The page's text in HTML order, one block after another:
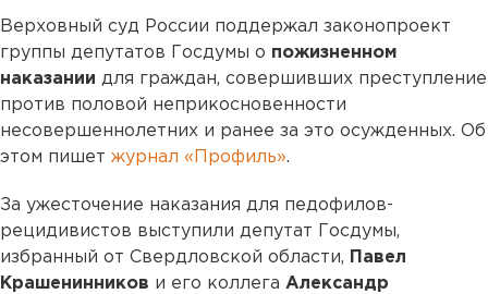
Верховный суд России поддержал законопроект
группы депутатов Госдумы о пожизненном
наказании для граждан, совершивших преступление
против половой неприкосновенности
несовершеннолетних и ранее за это осужденных. Об
этом пишет журнал «Профиль».
За ужесточение наказания для педофилов-
рецидивистов выступили депутат Госдумы,
избранный от Свердловской области,
Павел
Крашенинников и его коллега Александр